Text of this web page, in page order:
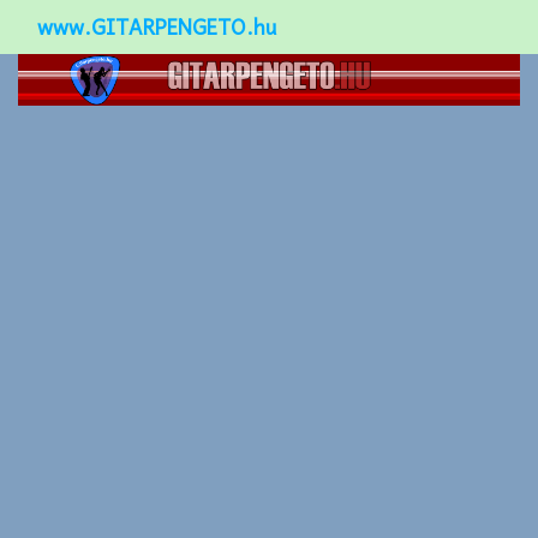
www.GITARPENGETO.hu
Népszerű-